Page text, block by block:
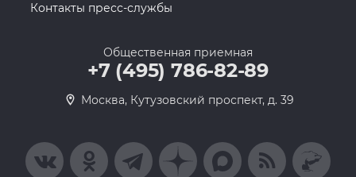
Контакты пресс-службы
Общественная приемная
+7 (495) 786-82-89
Москва, Кутузовский проспект, д. 39